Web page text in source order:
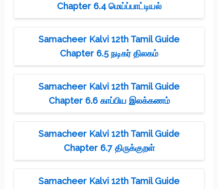
Chapter 6.4 மெய்ப்பாட்டியல்
Samacheer Kalvi 12th Tamil Guide
Chapter 6.5 நடிகர் திலகம்
Samacheer Kalvi 12th Tamil Guide
Chapter 6.6 காப்பிய இலக்கணம்
Samacheer Kalvi 12th Tamil Guide
Chapter 6.7 திருக்குறள்
Samacheer Kalvi 12th Tamil Guide